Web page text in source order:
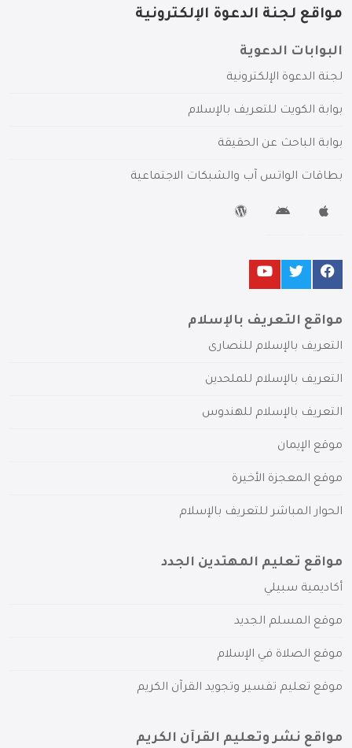
مواقع لجنة الدعوة الإلكترونية
البوابات الدعوية
لجنة الدعوة الإلكترونية
بوابة الكويت للتعريف بالإسلام
بوابة الباحث عن الحقيقة
بطاقات الواتس آب والشبكات الاجتماعية
مواقع التعريف بالإسلام
التعريف بالإسلام للنصارى
التعريف بالإسلام للملحدين
التعريف بالإسلام للهندوس
موقع الإيمان
موقع المعجزة الأخيرة
الحوار المباشر للتعريف بالإسلام
مواقع تعليم المهتدين الجدد
أكاديمية سبيلي
موقع المسلم الجديد
موقع الصلاة في الإسلام
موقع تعليم تفسير وتجويد القرآن الكريم
مواقع نشر وتعليم القرآن الكريم